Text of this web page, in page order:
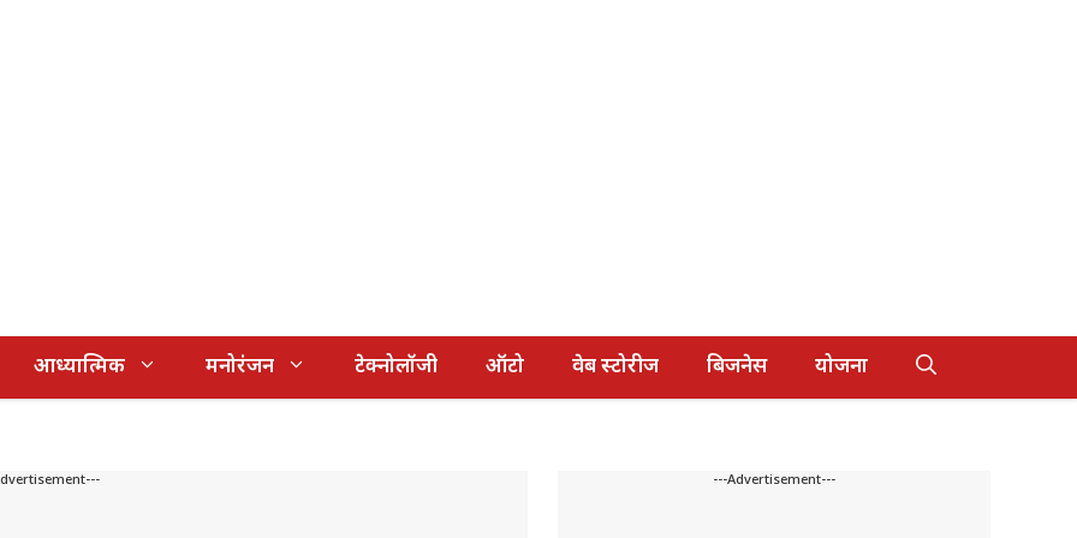
आध्यात्मिक मनोरंजन टेक्नोलॉजी ऑटो वेब स्टोरीज बिजनेस योजना
---Advertisement---